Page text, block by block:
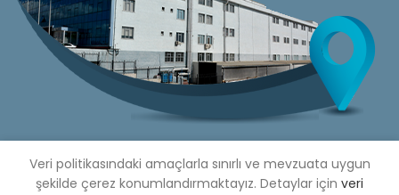
Veri politikasındaki amaçlarla sınırlı ve mevzuata uygun
şekilde çerez konumlandırmaktayız. Detaylar için veri